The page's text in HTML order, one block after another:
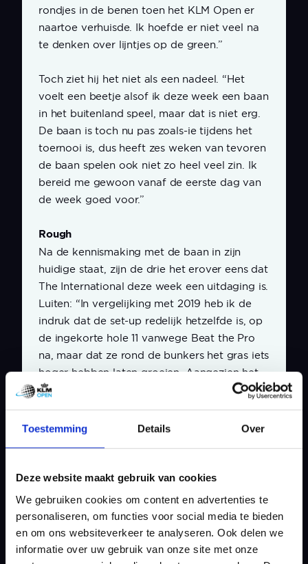
Toestemming Details Over
Deze website maakt gebruik van cookies
We gebruiken cookies om content en advertenties te
personaliseren, om functies voor social media te bieden
en om ons websiteverkeer te analyseren. Ook delen we
informatie over uw gebruik van onze site met onze
rondjes in de benen toen het KLM Open er
naartoe verhuisde. Ik hoefde er niet veel na
te denken over lijntjes op de green.”
Toch ziet hij het niet als een nadeel. “Het
voelt een beetje alsof ik deze week een baan
in het buitenland speel, maar dat is niet erg.
De baan is toch nu pas zoals-ie tijdens het
toernooi is, dus heeft zes weken van tevoren
de baan spelen ook niet zo heel veel zin. Ik
bereid me gewoon vanaf de eerste dag van
de week goed voor.”
Rough
Na de kennismaking met de baan in zijn
huidige staat, zijn de drie het erover eens dat
The International deze week een uitdaging is.
Luiten: “In vergelijking met 2019 heb ik de
indruk dat de set-up redelijk hetzelfde is, op
de ingekorte hole 11 vanwege Beat the Pro
na, maar dat ze rond de bunkers het gras iets
hoger hebben laten groeien. Aangezien het
wat natter is geweest en zal zijn dan in 2019,
moet je dus niet in de rough terechtkomen.”
banen, waar accuratesse wordt beloond en
hier moet je met je afslag echt wel recht zijn.
En dat ben ik doorgaans wel.”
Dat en alert zijn rond de greens, aldus Luiten.